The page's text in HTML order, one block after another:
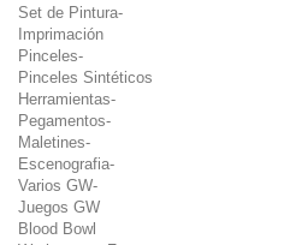
Set de Pintura-
Imprimación
Pinceles-
Pinceles Sintéticos
Herramientas-
Pegamentos-
Maletines-
Escenografia-
Varios GW-
Juegos GW
Blood Bowl